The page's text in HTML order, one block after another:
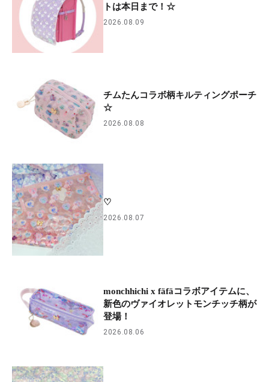
トは本日まで！☆
2026.08.09
チムたんコラボ柄キルティングポーチ
☆
2026.08.08
♡
2026.08.07
monchhichi x fäfäコラボアイテムに、
新色のヴァイオレットモンチッチ柄が
登場！
2026.08.06